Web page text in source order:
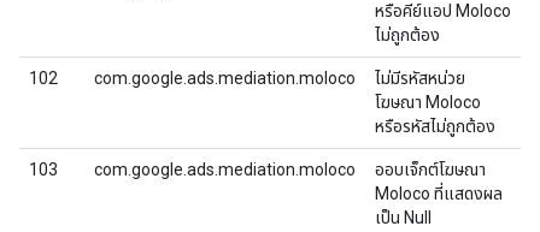
หรือคีย์แอป Moloco
ไม่ถูกต้อง
102 com.google.ads.mediation.moloco
ไม่มีรหัสหน่วย
โฆษณา Moloco
หรือรหัสไม่ถูกต้อง
103 com.google.ads.mediation.moloco
ออบเจ็กต์โฆษณา
Moloco ที่แสดงผล
เป็น Null